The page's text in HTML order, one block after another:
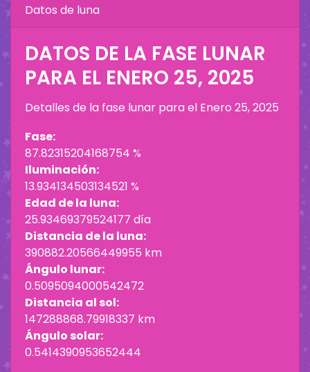
Datos de luna
DATOS DE LA FASE LUNAR
PARA EL ENERO 25, 2025
Detalles de la fase lunar para el Enero 25, 2025
Fase:
87.82315204168754 %
Iluminación:
13.934134503134521 %
Edad de la luna:
25.93469379524177 día
Distancia de la luna:
390882.20566449955 km
Ángulo lunar:
0.5095094000542472
Distancia al sol:
147288868.79918337 km
Ángulo solar:
0.5414390953652444